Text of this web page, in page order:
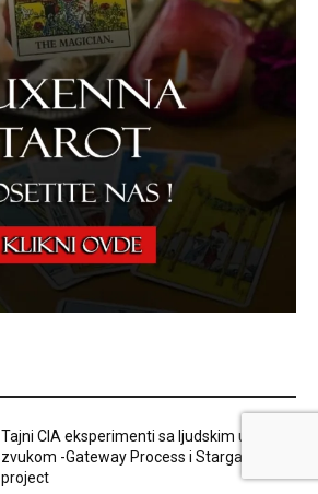
Tajni CIA eksperimenti sa ljudskim umom i
zvukom -Gateway Process i Stargate
project